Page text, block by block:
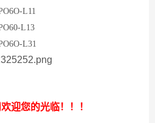
L11
L13
L31
迎您的光临！！！